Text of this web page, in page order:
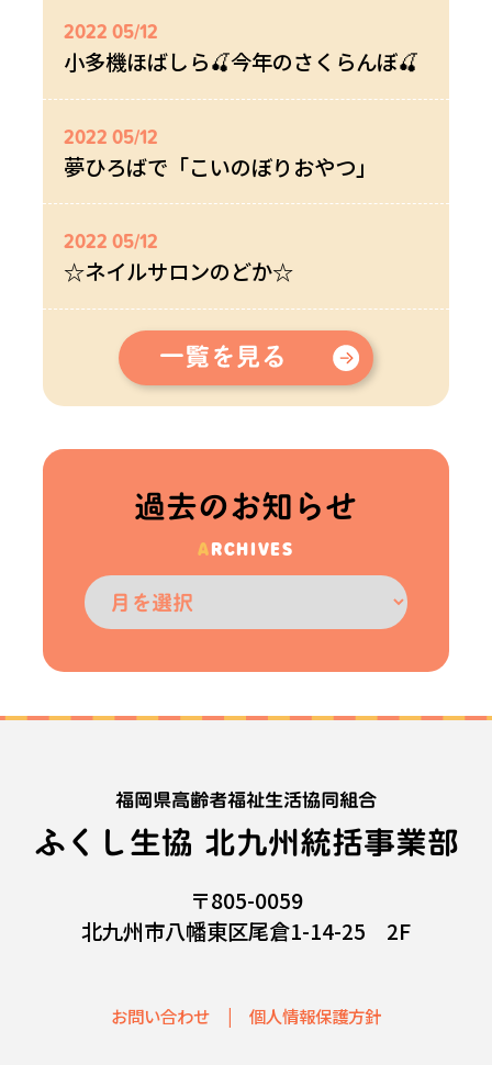
2022 05/12
小多機ほばしら🍒今年のさくらんぼ🍒
2022 05/12
夢ひろばで「こいのぼりおやつ」
2022 05/12
☆ネイルサロンのどか☆
過去のお知らせ
ARCHIVES
福岡県高齢者福祉生活協同組合
ふくし生協 北九州統括事業部
〒805-0059
北九州市八幡東区尾倉1-14-25 2F
お問い合わせ 個人情報保護方針